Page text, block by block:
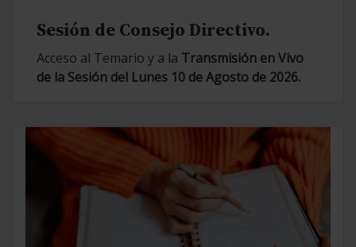
Sesión de Consejo Directivo.
Acceso al Temario y a la Transmisión en Vivo
de la Sesión del Lunes 10 de Agosto de 2026.